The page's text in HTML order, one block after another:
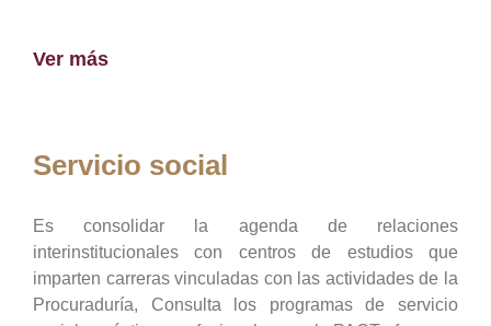
Ver más
Servicio social
Es consolidar la agenda de relaciones
interinstitucionales con centros de estudios que
imparten carreras vinculadas con las actividades de la
Procuraduría, Consulta los programas de servicio